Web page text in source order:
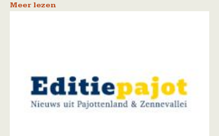
Meer lezen